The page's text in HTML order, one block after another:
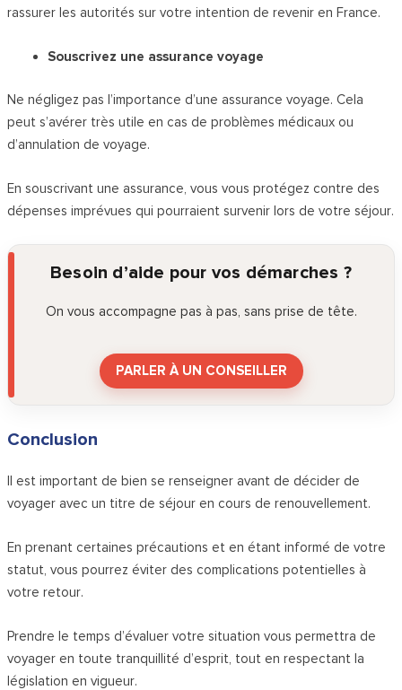
rassurer les autorités sur votre intention de revenir en France.
Souscrivez une assurance voyage
Ne négligez pas l’importance d’une assurance voyage. Cela
peut s’avérer très utile en cas de problèmes médicaux ou
d’annulation de voyage.
En souscrivant une assurance, vous vous protégez contre des
dépenses imprévues qui pourraient survenir lors de votre séjour.
Besoin d’aide pour vos démarches ?
On vous accompagne pas à pas, sans prise de tête.
PARLER À UN CONSEILLER
Conclusion
Il est important de bien se renseigner avant de décider de
voyager avec un titre de séjour en cours de renouvellement.
En prenant certaines précautions et en étant informé de votre
statut, vous pourrez éviter des complications potentielles à
votre retour.
Prendre le temps d’évaluer votre situation vous permettra de
voyager en toute tranquillité d’esprit, tout en respectant la
législation en vigueur.